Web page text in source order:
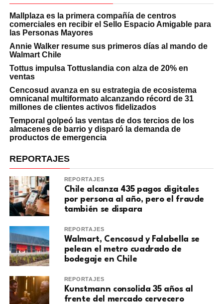
Mallplaza es la primera compañía de centros
comerciales en recibir el Sello Espacio Amigable para
las Personas Mayores
Annie Walker resume sus primeros días al mando de
Walmart Chile
Tottus impulsa Tottuslandia con alza de 20% en
ventas
Cencosud avanza en su estrategia de ecosistema
omnicanal multiformato alcanzando récord de 31
millones de clientes activos fidelizados
Temporal golpeó las ventas de dos tercios de los
almacenes de barrio y disparó la demanda de
productos de emergencia
REPORTAJES
REPORTAJES
Chile alcanza 435 pagos digitales
por persona al año, pero el fraude
también se dispara
REPORTAJES
Walmart, Cencosud y Falabella se
pelean el metro cuadrado de
bodegaje en Chile
REPORTAJES
Kunstmann consolida 35 años al
frente del mercado cervecero